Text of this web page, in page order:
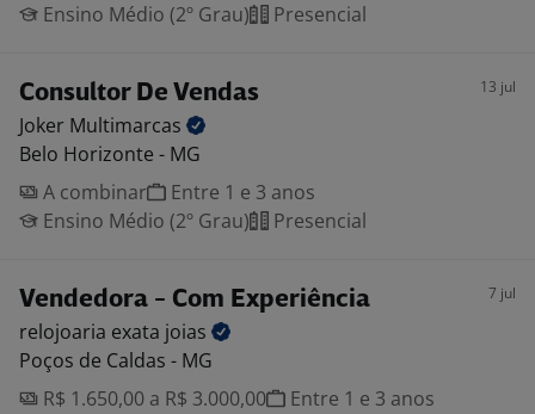
Ensino Médio (2º Grau)
Presencial
Consultor De Vendas 13 jul
Joker Multimarcas
Belo Horizonte - MG
A combinar
Entre 1 e 3 anos
Ensino Médio (2º Grau)
Presencial
Vendedora - Com Experiência 7 jul
relojoaria exata joias
Poços de Caldas - MG
R$ 1.650,00 a R$ 3.000,00
Entre 1 e 3 anos